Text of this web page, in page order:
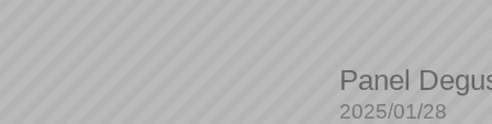
Panel
2025/01/28